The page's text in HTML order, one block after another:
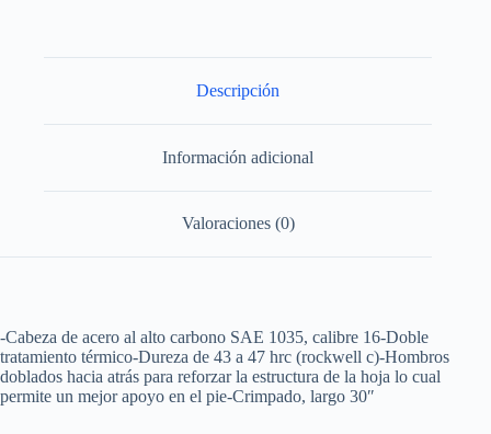
Descripción
Información adicional
Valoraciones (0)
-Cabeza de acero al alto carbono SAE 1035, calibre 16-Doble
tratamiento térmico-Dureza de 43 a 47 hrc (rockwell c)-Hombros
doblados hacia atrás para reforzar la estructura de la hoja lo cual
permite un mejor apoyo en el pie-Crimpado, largo 30″